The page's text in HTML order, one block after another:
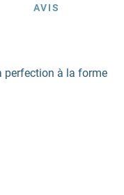
AVIS
perfection à la forme